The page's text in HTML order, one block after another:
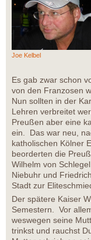
Joe Kelbel
Es gab zwar schon
von den Franzosen
Nun sollten in der
Lehren verbreitet
Preußen aber eine
ein. Das war neu,
katholischen Kölner
beorderten die
Wilhelm von
Niebuhr und
Stadt zur
Der spätere Kaiser
Semestern. Vor
weswegen seine
trinkst und rauchst